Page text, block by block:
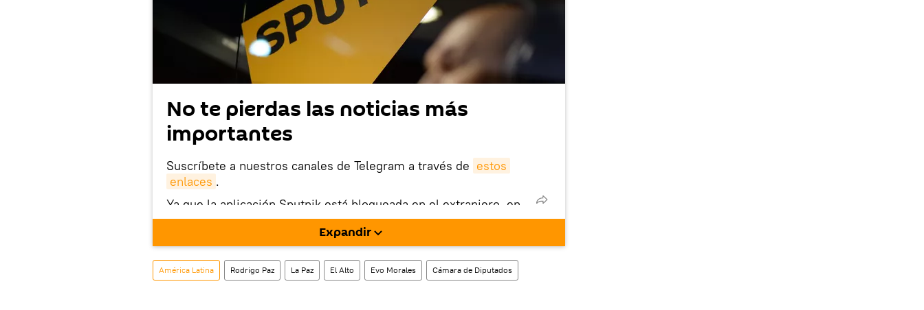
No te pierdas las noticias más
importantes
Suscríbete a nuestros canales de Telegram a través de estos
enlaces .
Ya que la aplicación Sputnik está bloqueada en el extranjero, en
este enlace puedes descargarla e instalarla en tu dispositivo
También tenemos una cuenta en la red social rusa VK .
Expandir
América Latina Rodrigo Paz La Paz El Alto Evo Morales Cámara de Diputados